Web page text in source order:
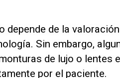
depende de la
Sin embargo,
de lujo o lentes
por el paciente.